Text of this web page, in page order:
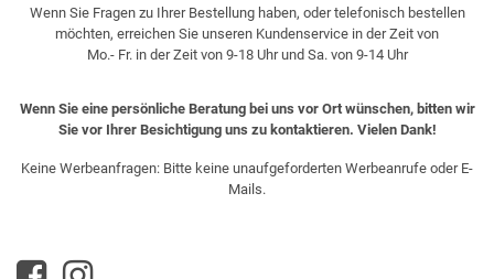
Wenn Sie Fragen zu Ihrer Bestellung haben, oder telefonisch bestellen
möchten, erreichen Sie unseren Kundenservice in der Zeit von
Mo.- Fr. in der Zeit von 9-18 Uhr und Sa. von 9-14 Uhr
Wenn Sie eine persönliche Beratung bei uns vor Ort wünschen, bitten wir
Sie vor Ihrer Besichtigung uns zu kontaktieren. Vielen Dank!
Keine Werbeanfragen: Bitte keine unaufgeforderten Werbeanrufe oder E-
Mails.